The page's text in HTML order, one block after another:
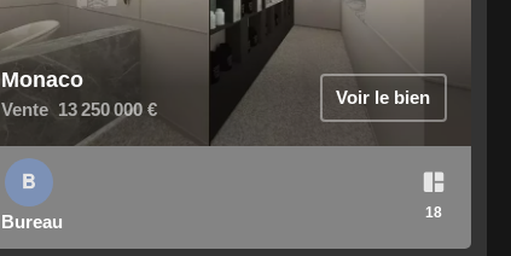
Monaco
Vente 13 250 000 €
Voir le bien
Bureau 18